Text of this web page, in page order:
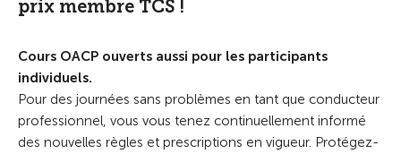
prix membre TCS !
Cours OACP ouverts aussi pour les participants
individuels.
Pour des journées sans problèmes en tant que conducteur
professionnel, vous vous tenez continuellement informé
des nouvelles règles et prescriptions en vigueur. Protégez-